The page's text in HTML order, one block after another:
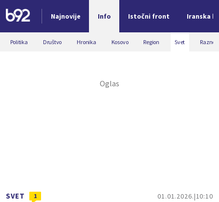
Najnovije Info Istočni front Iranska
Nova vest
Politika Društvo Hronika Kosovo Region Svet Razno
SVET 1 01.01.2026. 10:10